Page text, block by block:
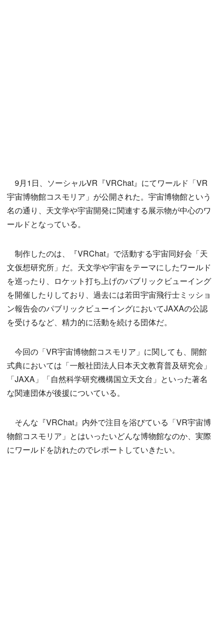
9月1日、ソーシャルVR『VRChat』にてワールド「VR
宇宙博物館コスモリア」が公開された。宇宙博物館という
名の通り、天文学や宇宙開発に関連する展示物が中心のワ
ールドとなっている。
制作したのは、『VRChat』で活動する宇宙同好会「天
文仮想研究所」だ。天文学や宇宙をテーマにしたワールド
を巡ったり、ロケット打ち上げのパブリックビューイング
を開催したりしており、過去には若田宇宙飛行士ミッショ
ン報告会のパブリックビューイングにおいてJAXAの公認
を受けるなど、精力的に活動を続ける団体だ。
今回の「VR宇宙博物館コスモリア」に関しても、開館
式典においては「一般社団法人日本天文教育普及研究会」
「JAXA」「自然科学研究機構国立天文台」といった著名
な関連団体が後援についている。
そんな『VRChat』内外で注目を浴びている「VR宇宙博
物館コスモリア」とはいったいどんな博物館なのか、実際
にワールドを訪れたのでレポートしていきたい。